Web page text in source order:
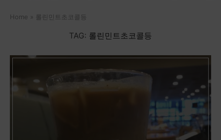
Home » 롤린민트초코콜등
TAG: 롤린민트초코콜등